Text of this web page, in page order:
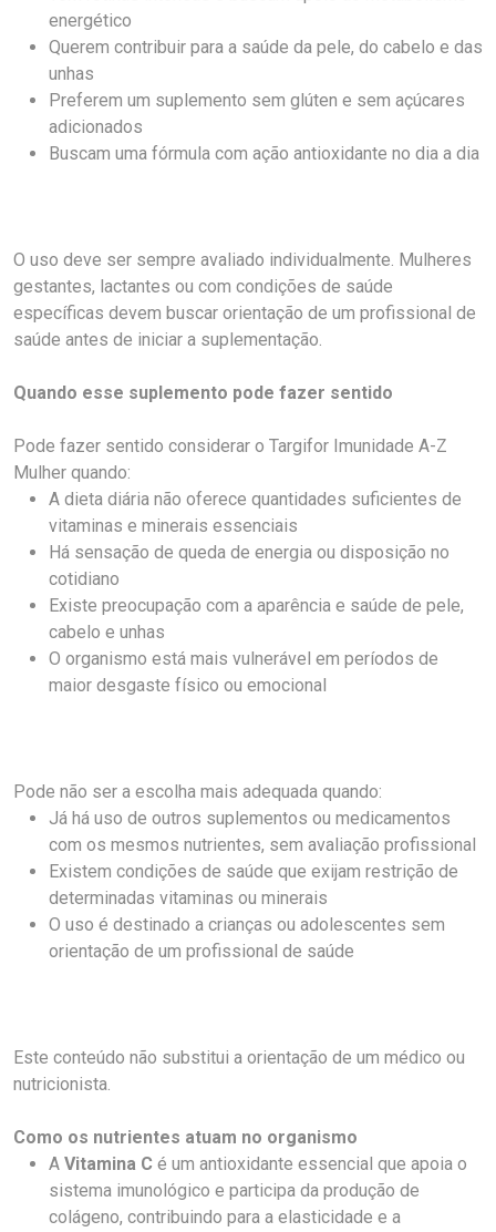
energético
Querem contribuir para a saúde da pele, do cabelo e das
unhas
Preferem um suplemento sem glúten e sem açúcares
adicionados
Buscam uma fórmula com ação antioxidante no dia a dia
O uso deve ser sempre avaliado individualmente. Mulheres
gestantes, lactantes ou com condições de saúde
específicas devem buscar orientação de um profissional de
saúde antes de iniciar a suplementação.
Quando esse suplemento pode fazer sentido
Pode fazer sentido considerar o Targifor Imunidade A-Z
Mulher quando:
A dieta diária não oferece quantidades suficientes de
vitaminas e minerais essenciais
Há sensação de queda de energia ou disposição no
cotidiano
Existe preocupação com a aparência e saúde de pele,
cabelo e unhas
O organismo está mais vulnerável em períodos de
maior desgaste físico ou emocional
Pode não ser a escolha mais adequada quando:
Já há uso de outros suplementos ou medicamentos
com os mesmos nutrientes, sem avaliação profissional
Existem condições de saúde que exijam restrição de
determinadas vitaminas ou minerais
O uso é destinado a crianças ou adolescentes sem
orientação de um profissional de saúde
Este conteúdo não substitui a orientação de um médico ou
nutricionista.
Como os nutrientes atuam no organismo
A Vitamina C é um antioxidante essencial que apoia o
sistema imunológico e participa da produção de
colágeno, contribuindo para a elasticidade e a